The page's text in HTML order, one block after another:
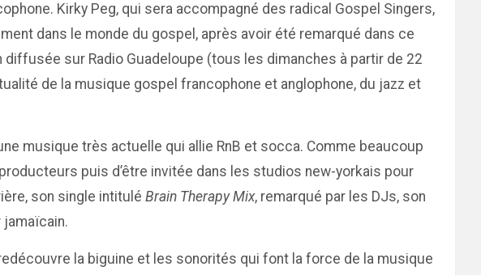
Kirky Peg, qui sera accompagné des radical Gospel Singers,
dans le monde du gospel, après avoir été remarqué dans ce
sur Radio Guadeloupe (tous les dimanches à partir de 22
de la musique gospel francophone et anglophone, du jazz et
musique très actuelle qui allie RnB et socca. Comme beaucoup
puis d’être invitée dans les studios new-yorkais pour
son single intitulé Brain Therapy Mix, remarqué par les DJs, son
jamaïcain.
la biguine et les sonorités qui font la force de la musique